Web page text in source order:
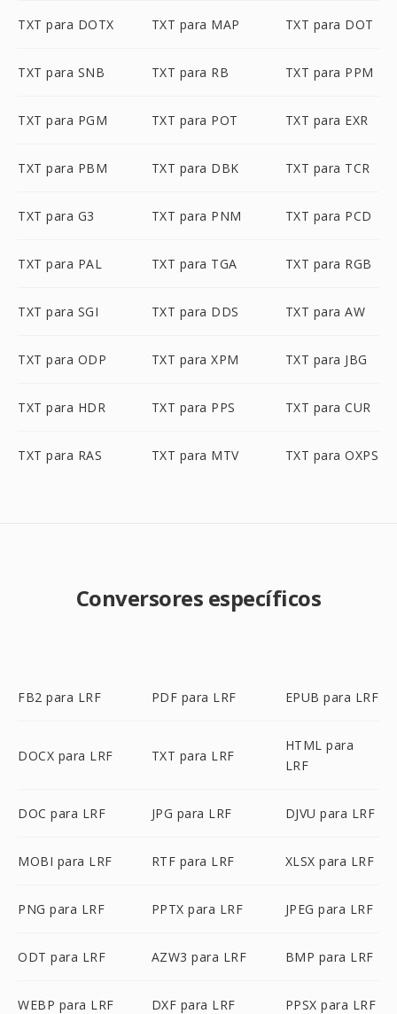
TXT para DOTX TXT para MAP TXT para DOT
TXT para SNB TXT para RB TXT para PPM
TXT para PGM TXT para POT TXT para EXR
TXT para PBM TXT para DBK TXT para TCR
TXT para G3 TXT para PNM TXT para PCD
TXT para PAL TXT para TGA TXT para RGB
TXT para SGI TXT para DDS TXT para AW
TXT para ODP TXT para XPM TXT para JBG
TXT para HDR TXT para PPS TXT para CUR
TXT para RAS TXT para MTV TXT para OXPS
Conversores específicos
FB2 para LRF PDF para LRF EPUB para LRF
DOCX para LRF TXT para LRF
HTML para
LRF
DOC para LRF JPG para LRF DJVU para LRF
MOBI para LRF RTF para LRF XLSX para LRF
PNG para LRF PPTX para LRF JPEG para LRF
ODT para LRF AZW3 para LRF BMP para LRF
WEBP para LRF DXF para LRF PPSX para LRF